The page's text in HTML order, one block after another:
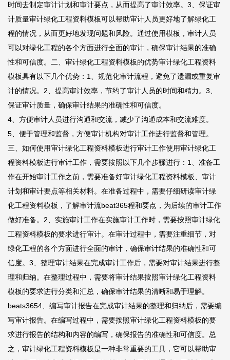
时间去制定审计计划和审计要点，从而提高了审计效率。3、保证审
计质量审计绿化工程资料模板可以帮助审计人员更好地了解绿化工
程的情况，从而更好地发现问题和风险。通过使用模板，审计人员
可以对绿化工程的各个方面进行全面的审计，确保审计结果的准确
性和可信度。二、审计绿化工程资料模板的优势审计绿化工程资料
模板具有以下几个优势：1、规范化审计流程，避免了遗漏或重复审
计的情况。2、提高审计效率，节约了审计人员的时间和精力。3、
保证审计质量，确保审计结果的准确性和可信度。
4、方便审计人员进行沟通和交流，减少了沟通成本和交流难度。
5、便于管理和监督，方便审计机构对审计工作进行监督和管理。
三、如何使用审计绿化工程资料模板进行审计工作使用审计绿化工
程资料模板进行审计工作，需要按照以下几个步骤进行：1、准备工
作在开始审计工作之前，需要准备好审计绿化工程资料模板、审计
计划和审计要点等相关材料。在准备过程中，需要仔细研读审计绿
化工程资料模板，了解审计流beat365程和要点，为后续的审计工作
做好准备。2、实施审计工作在实施审计工作时，需要按照审计绿化
工程资料模板的要求进行审计。在审计过程中，需要注重细节，对
绿化工程的各个方面进行全面的审计，确保审计结果的准确性和可
信度。3、整理审计结果在完成审计工作后，需要对审计结果进行整
理和归纳。在整理过程中，需要将审计结果按照审计绿化工程资料
模板的要求进行分类和汇总，确保审计结果的清晰和易于理解。
beats3654、编写审计报告在完成审计结果的整理和归纳后，需要编
写审计报告。在编写过程中，需要按照审计绿化工程资料模板的要
求进行报告的结构和内容的编写，确保报告的准确性和可信度。总
之，审计绿化工程资料模板是一种非常重要的工具，它可以帮助审